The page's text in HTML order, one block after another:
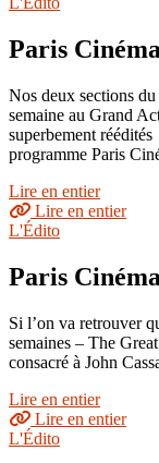
Paris
Nos deux sections
semaine au Grand
superbement
programme Paris
Lire en entier
Lire en entier
L'Édito
Paris Cinéma
Si l’on va retrouver
semaines – The
consacré à John
Lire en entier
Lire en entier
L'Édito